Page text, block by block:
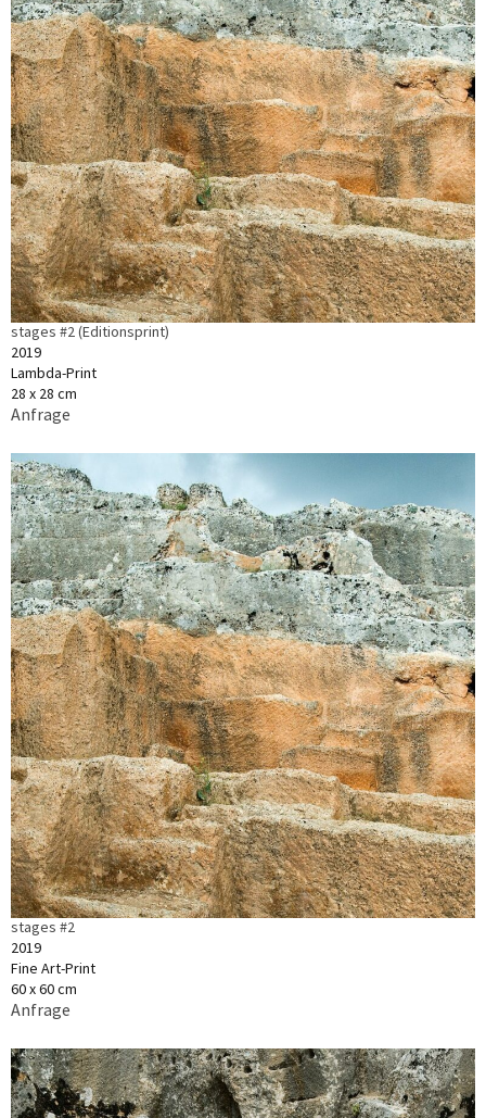
stages #2 (Editionsprint)
2019
Lambda-Print
28 x 28 cm
Anfrage
stages #2
2019
Fine Art-Print
60 x 60 cm
Anfrage